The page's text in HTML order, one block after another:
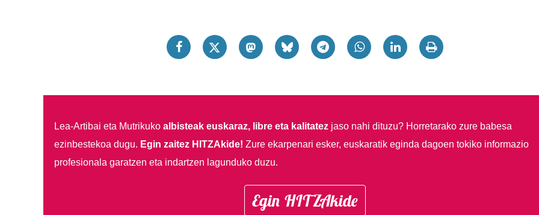
Lea-Artibai eta Mutrikuko albisteak euskaraz, libre eta kalitatezjaso nahi dituzu? Horretarako zure babesa
ezinbestekoa dugu. Egin zaitez HITZAkide! Zure ekarpenari esker, euskaratik eginda dagoen tokiko informazio
profesionala garatzen eta indartzen lagunduko duzu.
Egin HITZAkide